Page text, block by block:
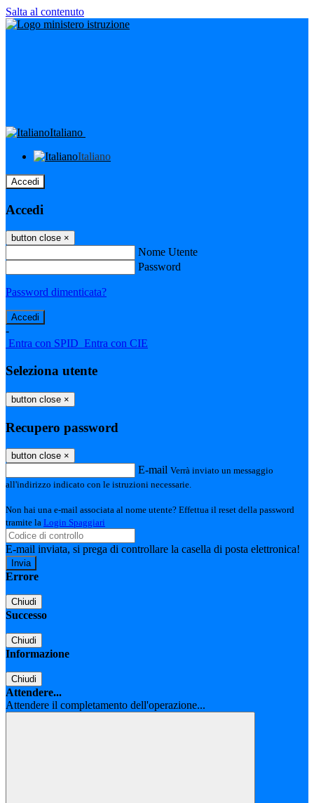
Salta al contenuto
Italiano
Italiano
Accedi
Accedi
button close ×
Nome Utente
Password
Password dimenticata?
-
Entra con SPID Entra con CIE
Seleziona utente
button close ×
Recupero password
button close ×
E-mail Verrà inviato un messaggio
all'indirizzo indicato con le istruzioni necessarie.
Non hai una e-mail associata al nome utente? Effettua il reset della password
tramite la Login Spaggiari
E-mail inviata, si prega di controllare la casella di posta elettronica!
Errore
Chiudi
Successo
Chiudi
Informazione
Chiudi
Attendere...
Attendere il completamento dell'operazione...